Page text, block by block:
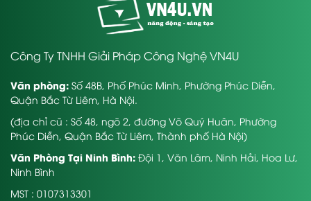
Công Ty TNHH Giải Pháp Công Nghệ VN4U
Văn phòng: Số 48B, Phố Phúc Minh, Phường Phúc Diễn,
Quận Bắc Từ Liêm, Hà Nội.
(địa chỉ cũ : Số 48, ngõ 2, đường Võ Quý Huân, Phường
Phúc Diễn, Quận Bắc Từ Liêm, Thành phố Hà Nội)
Văn Phòng Tại Ninh Bình: Đội 1, Văn Lâm, Ninh Hải, Hoa Lư,
Ninh Bình
MST : 0107313301